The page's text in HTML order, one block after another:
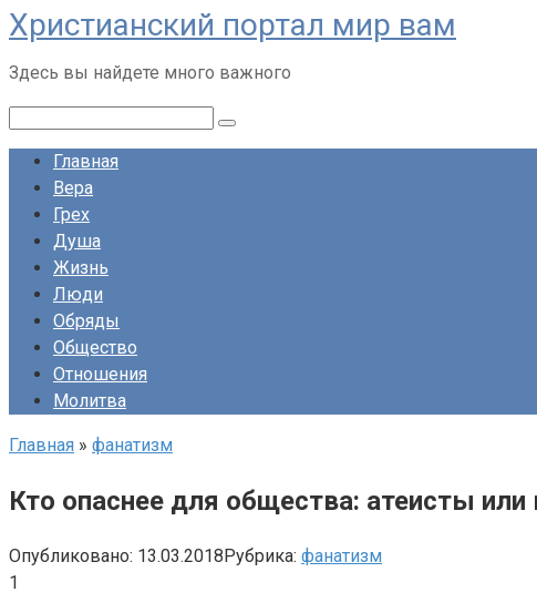
Перейти
к
контенту
Христианский портал мир вам
Здесь вы найдете много важного
Главная
Вера
Грех
Душа
Жизнь
Люди
Обряды
Общество
Отношения
Молитва
Главная » фанатизм
Кто опаснее для общества: атеисты
Опубликовано: 13.03.2018Рубрика: фанатизм
1